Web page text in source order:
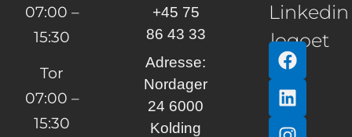
Linkedin
logoet
07:00 –
15:30
Tor
07:00 –
15:30
+45 75
86 43 33
Adresse:
Nordager
24 6000
Kolding